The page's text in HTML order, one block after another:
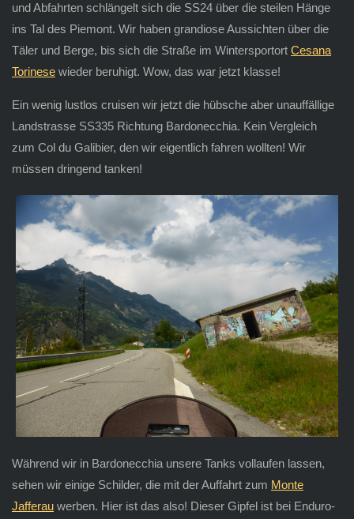
und Abfahrten schlängelt sich die SS24 über die steilen Hänge
ins Tal des Piemont. Wir haben grandiose Aussichten über die
Täler und Berge, bis sich die Straße im Wintersportort Cesana
Torinesewieder beruhigt. Wow, das war jetzt klasse!
Ein wenig lustlos cruisen wir jetzt die hübsche aber unauffällige
Landstrasse SS335 Richtung Bardonecchia. Kein Vergleich
zum Col du Galibier, den wir eigentlich fahren wollten! Wir
müssen dringend tanken!
Während wir in Bardonecchia unsere Tanks vollaufen lassen,
sehen wir einige Schilder, die mit der Auffahrt zum Monte
Jafferauwerben. Hier ist das also! Dieser Gipfel ist bei Enduro-